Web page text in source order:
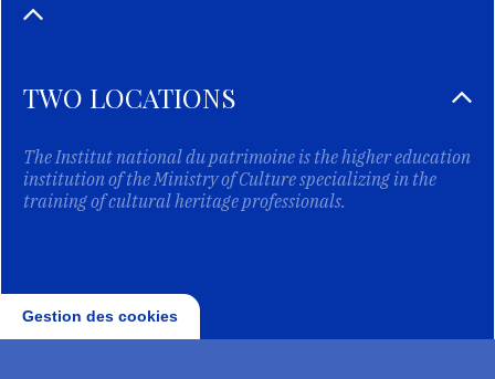
TWO LOCATIONS
The Institut national du patrimoine is the higher education
institution of the Ministry of Culture specializing in the
training of cultural heritage professionals.
Gestion des cookies